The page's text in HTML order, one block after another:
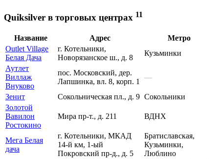
Quiksilver в торговых центрах 11
Название Адрес
Метро
Outlet Village
Белая Дача
г. Котельники,
Новорязанское ш., д. 8
Кузьминки
Аутлет
Виллаж
Внуково
пос. Московский, дер.
Лапшинка, вл. 8, корп. 1
—
Зенит Сокольническая пл., д. 9 Сокольники
Золотой
Вавилон
Ростокино
Мира пр-т., д. 211 ВДНХ
Мега Белая
дача
г. Котельники, МКАД
14-й км, 1-ый
Покровский пр-д., д. 5
Братиславская,
Кузьминки,
Люблино